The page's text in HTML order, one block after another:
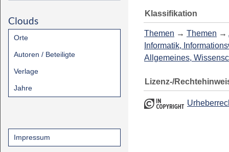
Clouds
Orte
Autoren / Beteiligte
Verlage
Jahre
Impressum
Klassifikation
Themen → Themen →
Informatik,
Allgemeines,
Lizenz-/